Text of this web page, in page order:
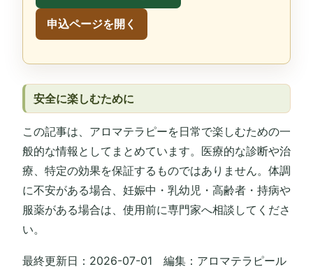
申込ページを開く
安全に楽しむために
この記事は、アロマテラピーを日常で楽しむための一
般的な情報としてまとめています。医療的な診断や治
療、特定の効果を保証するものではありません。体調
に不安がある場合、妊娠中・乳幼児・高齢者・持病や
服薬がある場合は、使用前に専門家へ相談してくださ
い。
最終更新日：2026-07-01 編集：アロマテラピール